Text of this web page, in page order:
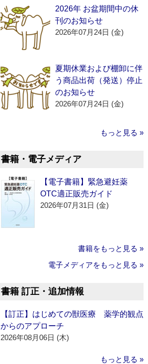
2026年 お盆期間中の休
刊のお知らせ
2026年07月24日 (金)
夏期休業および棚卸に伴
う商品出荷（発送）停止
のお知らせ
2026年07月24日 (金)
もっと見る »
書籍・電子メディア
【電子書籍】緊急避妊薬
OTC適正販売ガイド
2026年07月31日 (金)
書籍をもっと見る »
電子メディアをもっと見る »
書籍 訂正・追加情報
【訂正】はじめての獣医療 薬学的観点
からのアプローチ
2026年08月06日 (木)
もっと見る »